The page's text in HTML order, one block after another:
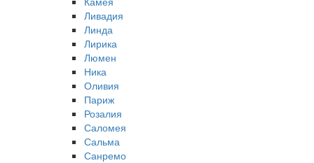
Ливадия
Линда
Лирика
Люмен
Ника
Оливия
Париж
Розалия
Саломея
Сальма
Санремо